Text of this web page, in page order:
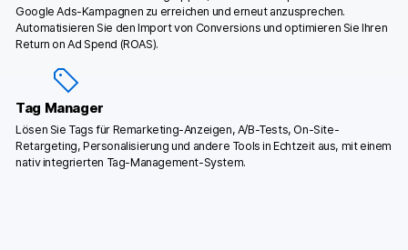
Google Ads-Kampagnen zu erreichen und erneut anzusprechen.
Automatisieren Sie den Import von Conversions und optimieren Sie Ihren
Return on Ad Spend (ROAS).
Tag Manager
Lösen Sie Tags für Remarketing-Anzeigen, A/B-Tests, On-Site-
Retargeting, Personalisierung und andere Tools in Echtzeit aus, mit einem
nativ integrierten Tag-Management-System.